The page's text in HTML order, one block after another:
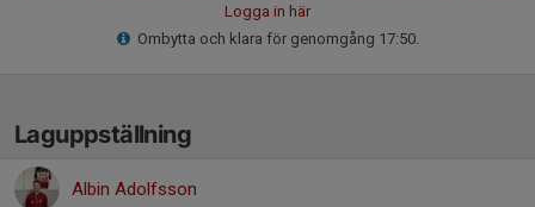
Logga in här
Ombytta och klara för genomgång 17:50.
Laguppställning
Albin Adolfsson